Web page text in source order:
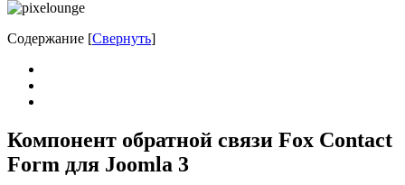
Содержание [Свернуть]
Компонент обратной связи Fox Contact
Form для Joomla 3